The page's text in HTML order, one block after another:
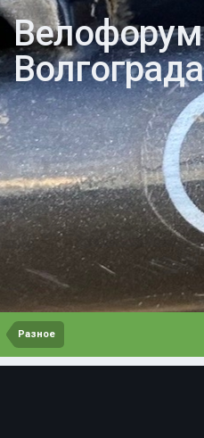
Велофорум
Волгограда
Разное